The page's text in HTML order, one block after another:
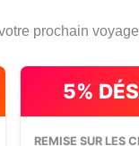
prochain
5%
REMISE SUR LES